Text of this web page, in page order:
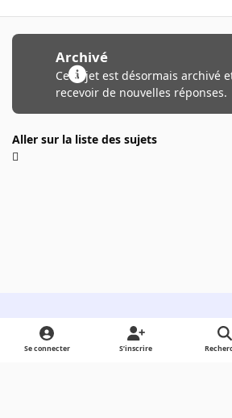
Archivé
Ce sujet est désormais archivé
recevoir de nouvelles réponses.
Aller sur la liste des sujets
Light ModeDark ModeSystem Preference
Se connecter S’inscrire